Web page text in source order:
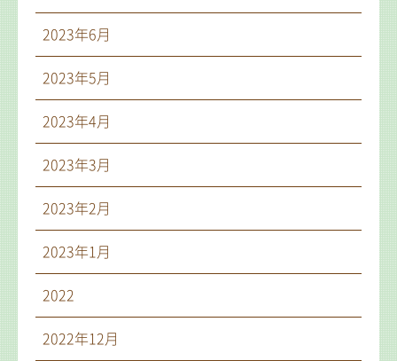
2023年6月
2023年5月
2023年4月
2023年3月
2023年2月
2023年1月
2022
2022年12月